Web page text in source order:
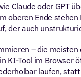
oder GPT
Ende
der auch
– die
Tool im Browser
laufen,